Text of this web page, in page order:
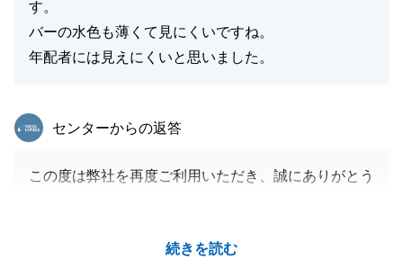
す。
バーの水色も薄くて見にくいですね。
年配者には見えにくいと思いました。
続きを読む
東急リバブル
センターからの返答
この度は弊社を再度ご利用いただき、誠にありがとう